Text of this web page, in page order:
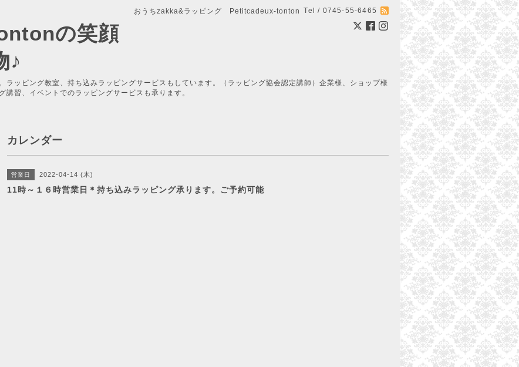
おうちzakka&ラッピング Petitcadeux-tonton Tel / 0745-55-6465
の笑顔
♪
ラッピング教室、持ち込みラッピングサービスもしています。（ラッピング協会認定講師）企業様、ショップ様
講習、イベントでのラッピングサービスも承ります。
カレンダー
営業日 2022-04-14 (木)
11時～１６時営業日＊持ち込みラッピング承ります。ご予約可能